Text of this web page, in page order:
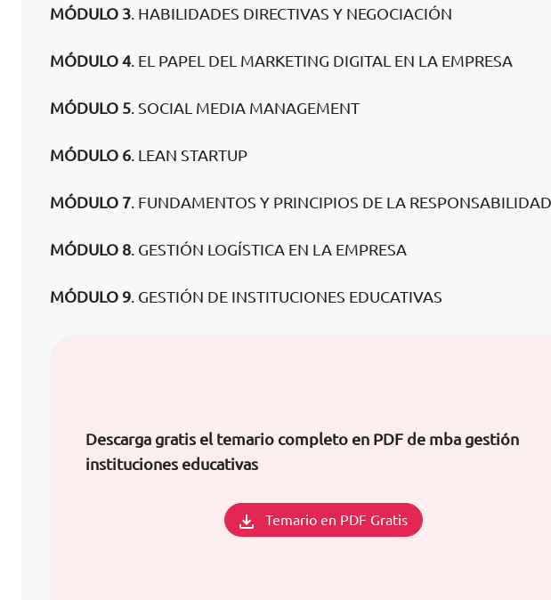
MÓDULO 3. HABILIDADES DIRECTIVAS Y NEGOCIACIÓN
MÓDULO 4. EL PAPEL DEL MARKETING DIGITAL EN LA EMPRESA
MÓDULO 5. SOCIAL MEDIA MANAGEMENT
MÓDULO 6. LEAN STARTUP
MÓDULO 7. FUNDAMENTOS Y PRINCIPIOS DE LA
MÓDULO 8. GESTIÓN LOGÍSTICA EN LA EMPRESA
MÓDULO 9. GESTIÓN DE INSTITUCIONES EDUCATIVAS
Descarga gratis el temario completo en PDF de mba gestión
instituciones educativas
Temario en PDF Gratis